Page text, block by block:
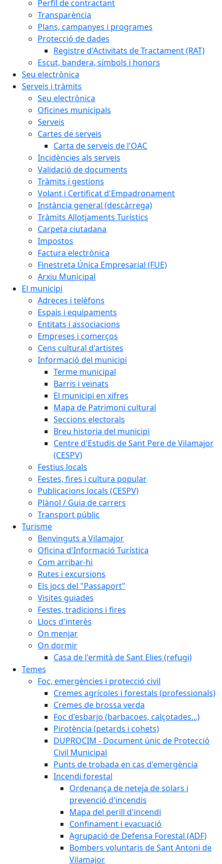
Perfil de contractant
Transparència
Plans, campanyes i programes
Protecció de dades
Registre d'Activitats de Tractament (RAT)
Escut, bandera, símbols i honors
Seu electrònica
Serveis i tràmits
Seu electrònica
Oficines municipals
Serveis
Cartes de serveis
Carta de serveis de l'OAC
Incidències als serveis
Validació de documents
Tràmits i gestions
Volant i Certificat d'Empadronament
Instància general (descàrrega)
Tràmits Allotjaments Turístics
Carpeta ciutadana
Impostos
Factura electrònica
Finestreta Única Empresarial (FUE)
Arxiu Municipal
El municipi
Adreces i telèfons
Espais i equipaments
Entitats i associacions
Empreses i comerços
Cens cultural d'artistes
Informació del municipi
Terme municipal
Barris i veïnats
El municipi en xifres
Mapa de Patrimoni cultural
Seccions electorals
Breu historia del municipi
Centre d'Estudis de Sant Pere de Vilamajor
(CESPV)
Festius locals
Festes, fires i cultura popular
Publicacions locals (CESPV)
Plànol / Guia de carrers
Transport públic
Turisme
Benvinguts a Vilamajor
Oficina d'Informació Turística
Com arribar-hi
Rutes i excursions
Els jocs del "Passaport"
Visites guiades
Festes, tradicions i fires
Llocs d'interès
On menjar
On dormir
Casa de l'ermità de Sant Elies (refugi)
Temes
Foc, emergències i protecció civil
Cremes agrícoles i forestals (professionals)
Cremes de brossa verda
Foc d'esbarjo (barbacoes, calçotades...)
Pirotència (petards i cohets)
DUPROCIM - Document únic de Protecció
Civil Municipal
Punts de trobada en cas d'emergència
Incendi forestal
Ordenança de neteja de solars i
prevenció d'incendis
Mapa del perill d'incendi
Confinament i evacuació
Agrupació de Defensa Forestal (ADF)
Bombers voluntaris de Sant Antoni de
Vilamajor